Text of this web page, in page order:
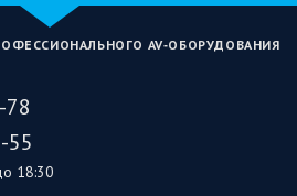
AV‑ОБОРУДОВАНИЯ
78
55
18:30